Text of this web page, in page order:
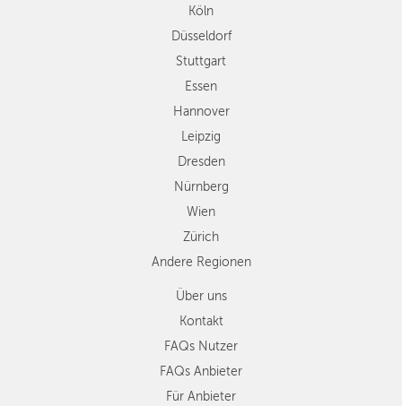
DRESDEN
NÜRNBERG
ZÜRICH
Dresden
Nürnberg
Wien
Zürich
Andere
Regionen
Köln
Düsseldorf
Stuttgart
Essen
Hannover
Leipzig
Dresden
Nürnberg
Wien
Zürich
Andere Regionen
Über uns
Kontakt
FAQs Nutzer
FAQs Anbieter
Für Anbieter